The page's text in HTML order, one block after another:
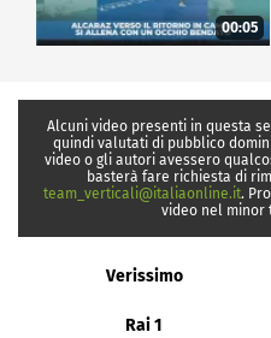
00:05
Alcuni video presenti in questa
quindi valutati di pubblico
video o gli autori avessero
basterà fare richiesta di
team_verticali@italiaonline.it.
video nel minor
Verissimo
Rai 1